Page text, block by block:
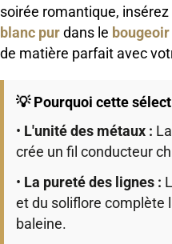
soirée romantique, insérez
blanc purdans le
de matière parfait avec
💡 Pourquoi cette
• L'unité des métaux :
crée un fil conducteur
• La pureté des lignes :
et du soliflore complète
baleine.